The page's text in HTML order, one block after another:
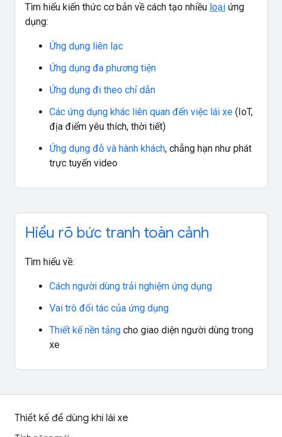
Tìm hiểu kiến thức cơ bản về cách tạo nhiều loại ứng
dụng:
Ứng dụng liên lạc
Ứng dụng đa phương tiện
Ứng dụng đi theo chỉ dẫn
Các ứng dụng khác liên quan đến việc lái xe (IoT,
địa điểm yêu thích, thời tiết)
Ứng dụng đỗ và hành khách, chẳng hạn như phát
trực tuyến video
Hiểu rõ bức tranh toàn cảnh
Tìm hiểu về:
Cách người dùng trải nghiệm ứng dụng
Vai trò đối tác của ứng dụng
Thiết kế nền tảng cho giao diện người dùng trong
xe
Thiết kế để dùng khi lái xe